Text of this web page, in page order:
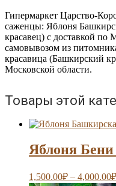
Гипермаркет Царство-
саженцы: Яблоня
красавец) с доставкой
самовывозом из
красавица (Башкирский
Московской области.
Товары этой
Яблоня
1,500.00₽ – 4,000.00₽